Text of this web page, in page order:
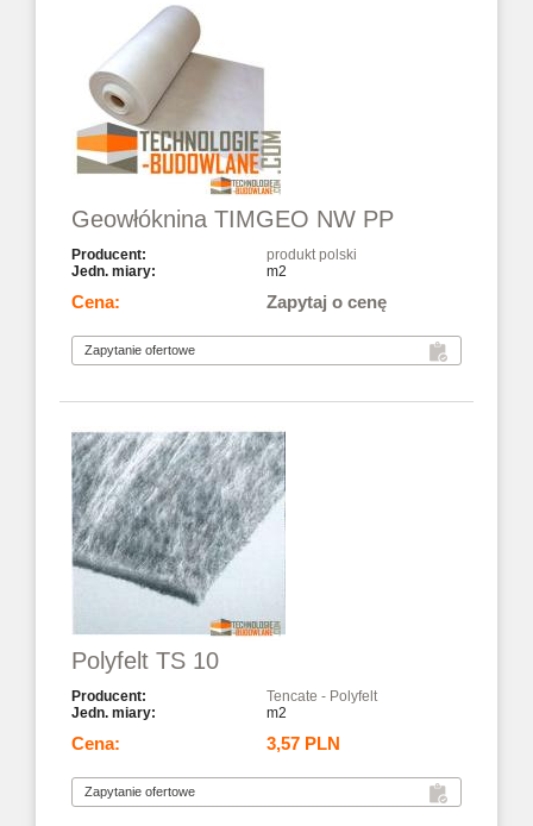
Geowłóknina TIMGEO NW PP
produkt polski
m2
Zapytaj o cenę
Polyfelt TS 10
Tencate - Polyfelt
m2
3,57 PLN